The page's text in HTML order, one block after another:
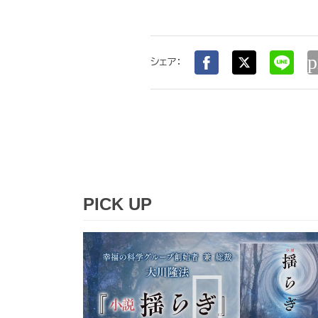
シェア：
PICK UP